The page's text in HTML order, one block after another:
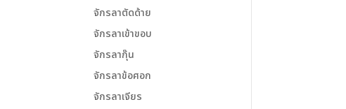
จักรลาตัดด้าย
จักรลาเข้าขอบ
จักรลากุ๊น
จักรลาข้อศอก
จักรลาเจียร